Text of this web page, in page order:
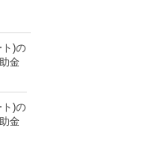
ト)の
金
ト)の
金